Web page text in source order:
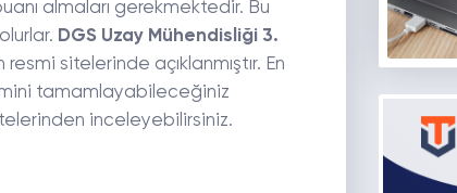
almaları gerekmektedir. Bu
DGS Uzay Mühendisliği 3.
sitelerinde açıklanmıştır. En
tamamlayabileceğiniz
inceleyebilirsiniz.